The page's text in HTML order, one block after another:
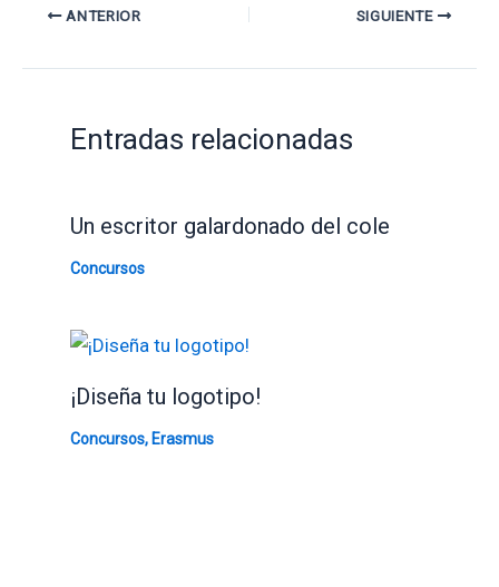
ANTERIOR SIGUIENTE
Entradas relacionadas
Un escritor galardonado del cole
Concursos
¡Diseña tu logotipo!
Concursos,Erasmus